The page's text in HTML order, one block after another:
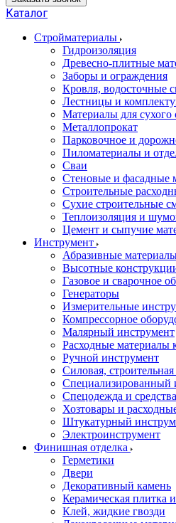
Каталог
Стройматериалы
Гидроизоляция
Древесно-плитные
Заборы и ограждения
Кровля, водосточные
Лестницы и
Материалы для сухого
Металлопрокат
Парковочное и
Пиломатериалы и
Сваи
Стеновые и фасадные
Строительные
Сухие строительные
Теплоизоляция и
Цемент и сыпучие
Инструмент
Абразивные
Высотные
Газовое и сварочное
Генераторы
Измерительные
Компрессорное
Малярный инструмент
Расходные материалы
Ручной инструмент
Силовая,
Специализированный
Спецодежда и
Хозтовары и
Штукатурный
Электроинструмент
Финишная отделка
Герметики
Двери
Декоративный камень
Керамическая плитка
Клей, жидкие гвозди